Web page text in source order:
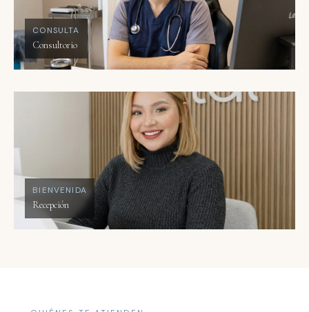
CONSULTA
Consultorio
BIENVENIDA
Recepción